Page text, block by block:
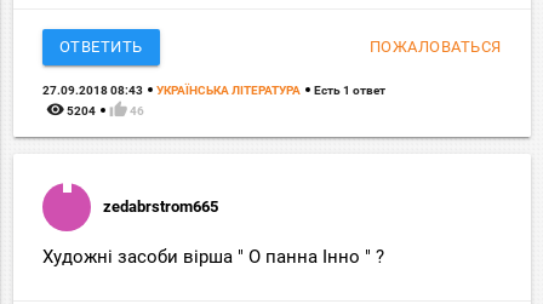
ОТВЕТИТЬ ПОЖАЛОВАТЬСЯ
27.09.2018 08:43 УКРАЇНСЬКА ЛІТЕРАТУРА Есть 1 ответ
remove_red_eye 5204 thumb_up 46
zedabrstrom665
Художні засоби вірша " О панна Інно " ?